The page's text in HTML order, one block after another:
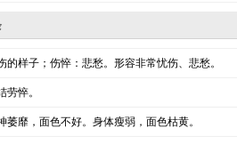
的样子；伤悴：悲愁。形容非常忧伤、悲愁。
劳悴。
萎靡，面色不好。身体瘦弱，面色枯黄。